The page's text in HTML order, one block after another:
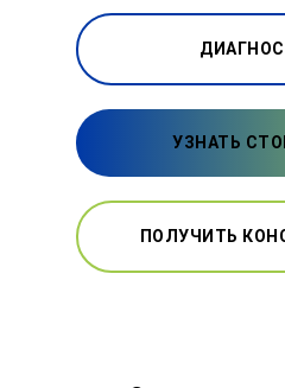
УЗНАТЬ
ПОЛУЧИТЬ